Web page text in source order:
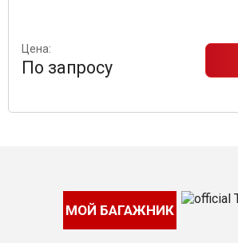
Цена:
По запросу
МОЙ БАГАЖНИК